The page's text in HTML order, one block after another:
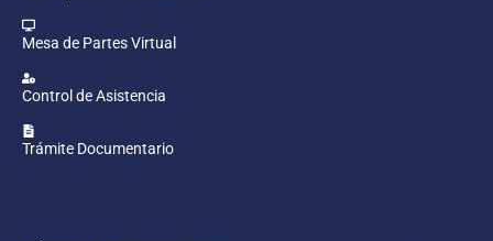
Mesa de Partes Virtual
Control de Asistencia
Trámite Documentario